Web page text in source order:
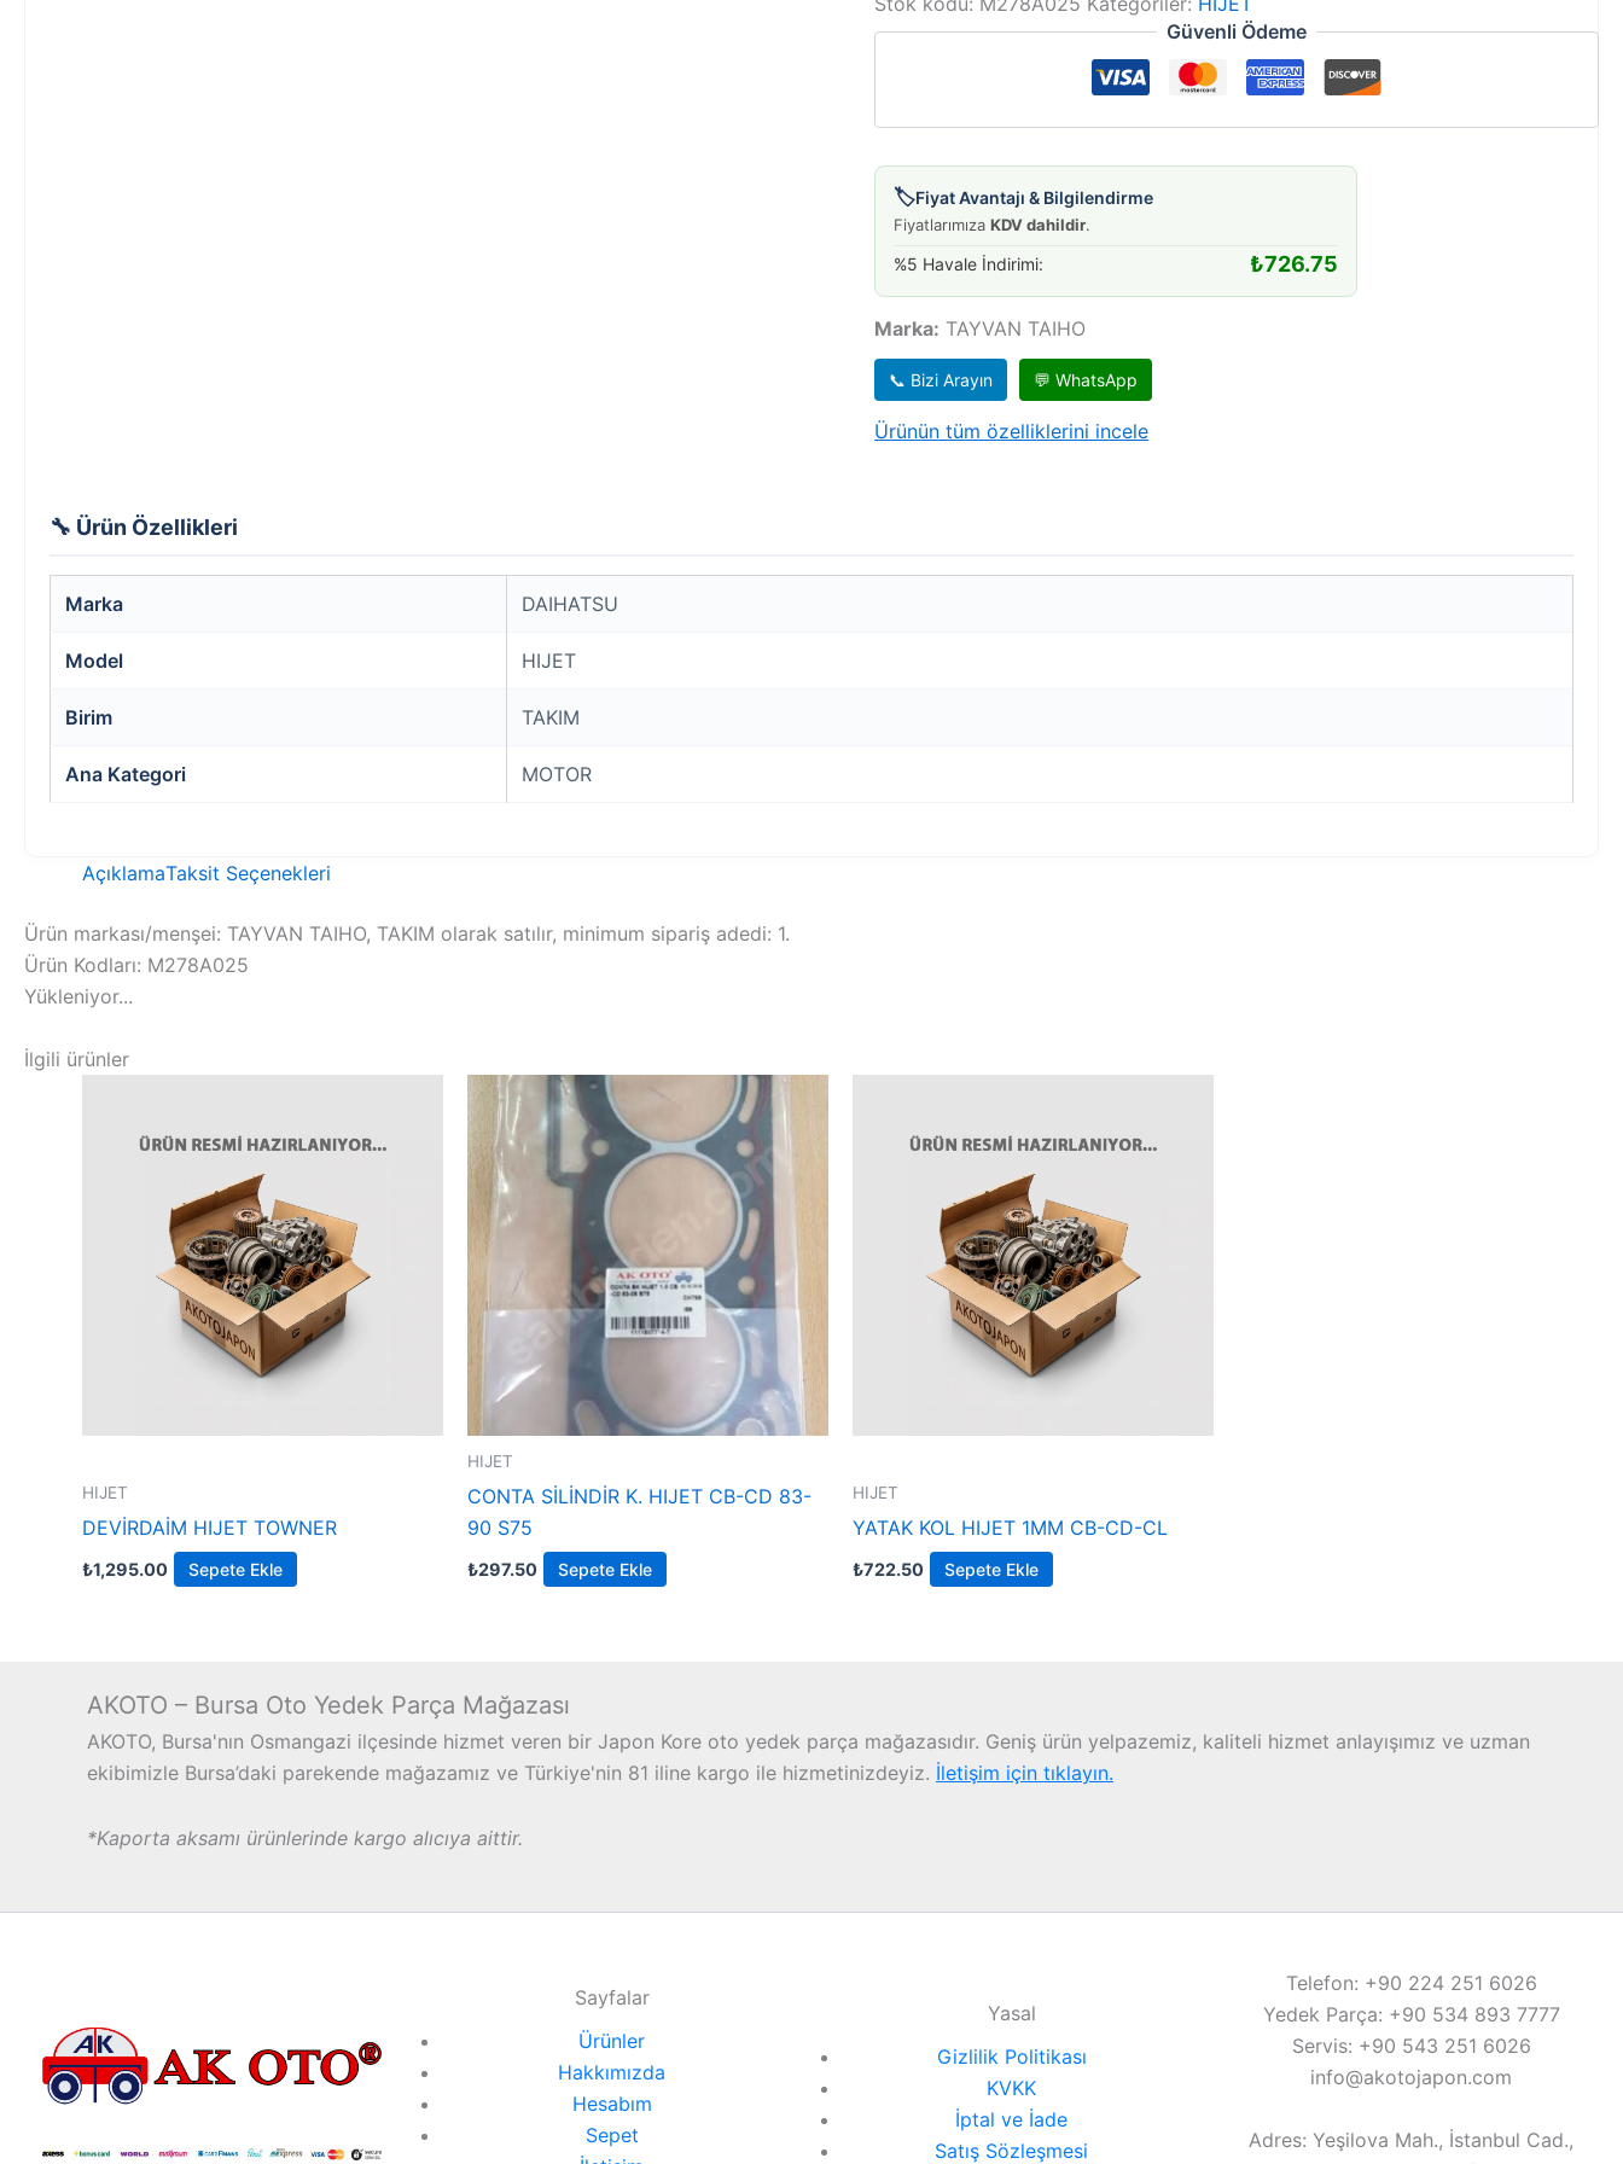
adet
Güvenli Ödeme
🏷️Fiyat Avantajı & Bilgilendirme
FiyatlarımızaKDV dahildir.
%5 Havale İndirimi: ₺726.75
Marka: TAYVAN TAIHO
📞 Bizi Arayın 💬 WhatsApp
Ürünün tüm özelliklerini incele
🔧 Ürün Özellikleri
Marka DAIHATSU
Model HIJET
Birim TAKIM
Ana Kategori MOTOR
AçıklamaTaksit Seçenekleri
Ürün markası/menşei: TAYVAN TAIHO, TAKIM olarak satılır, minimum sipariş adedi: 1.
Ürün Kodları: M278A025
Yükleniyor...
İlgili ürünler
HIJET
DEVİRDAİM HIJET TOWNER
₺1,295.00 Sepete Ekle
HIJET
CONTA SİLİNDİR K. HIJET CB-CD 83-
90 S75
₺297.50 Sepete Ekle
HIJET
YATAK KOL HIJET 1MM CB-CD-CL
₺722.50 Sepete Ekle
AKOTO – Bursa Oto Yedek Parça Mağazası
AKOTO, Bursa'nın Osmangazi ilçesinde hizmet veren bir Japon Kore oto yedek parça mağazasıdır. Geniş ürün yelpazemiz, kaliteli hizmet anlayışımız ve uzman
ekibimizle Bursa’daki parekende mağazamız ve Türkiye'nin 81 iline kargo ile hizmetinizdeyiz. İletişim için tıklayın.
*Kaporta aksamı ürünlerinde kargo alıcıya aittir.
Sayfalar
Ürünler
Hakkımızda
Hesabım
Sepet
Yasal
Gizlilik Politikası
KVKK
İptal ve İade
Satış Sözleşmesi
Telefon: +90 224 251 6026
Yedek Parça: +90 534 893 7777
Servis: +90 543 251 6026
info@akotojapon.com
Adres: Yeşilova Mah., İstanbul Cad.,